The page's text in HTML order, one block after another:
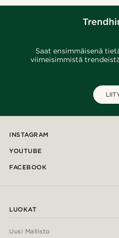
Saat ensimmäisenä
viimeisimmistä
INSTAGRAM
YOUTUBE
FACEBOOK
LUOKAT
Uusi Mallisto